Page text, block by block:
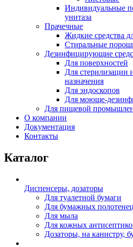
Индивидуальные
унитаза
Прачечные
Жидкие средства
Стиральные
Дезинфицирующие
Для поверхностей
Для стерилизации
назначения
Для эндоскопов
Для моюще-
Для пищевой
О компании
Документация
Контакты
Каталог
Диспенсеры, дозаторы
Для туалетной бумаги
Для бумажных полотенец
Для мыла
Для кожных
Дозаторы, на канистру,